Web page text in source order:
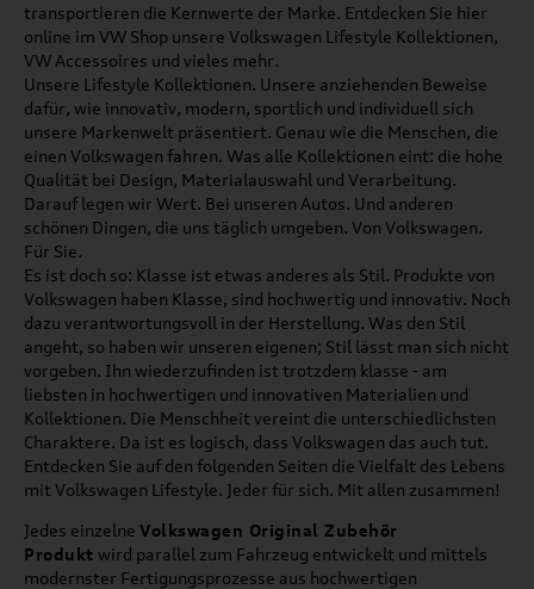
transportieren die Kernwerte der Marke. Entdecken Sie hier
online im VW Shop unsere Volkswagen Lifestyle Kollektionen,
VW Accessoires und vieles mehr.
Unsere Lifestyle Kollektionen. Unsere anziehenden Beweise
dafür, wie innovativ, modern, sportlich und individuell sich
unsere Markenwelt präsentiert. Genau wie die Menschen, die
einen Volkswagen fahren. Was alle Kollektionen eint: die hohe
Qualität bei Design, Materialauswahl und Verarbeitung.
Darauf legen wir Wert. Bei unseren Autos. Und anderen
schönen Dingen, die uns täglich umgeben. Von Volkswagen.
Für Sie.
Es ist doch so: Klasse ist etwas anderes als Stil. Produkte von
Volkswagen haben Klasse, sind hochwertig und innovativ. Noch
dazu verantwortungsvoll in der Herstellung. Was den Stil
angeht, so haben wir unseren eigenen; Stil lässt man sich nicht
vorgeben. Ihn wiederzufinden ist trotzdem klasse - am
liebsten in hochwertigen und innovativen Materialien und
Kollektionen. Die Menschheit vereint die unterschiedlichsten
Charaktere. Da ist es logisch, dass Volkswagen das auch tut.
Entdecken Sie auf den folgenden Seiten die Vielfalt des Lebens
mit Volkswagen Lifestyle. Jeder für sich. Mit allen zusammen!
Jedes einzelne Volkswagen Original Zubehör
Produkt wird parallel zum Fahrzeug entwickelt und mittels
modernster Fertigungsprozesse aus hochwertigen